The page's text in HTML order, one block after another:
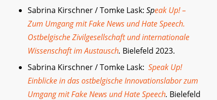
Sabrina Kirschner / Tomke Lask: Speak Up! –
Zum Umgang mit Fake News und Hate Speech.
Ostbelgische Zivilgesellschaft und internationale
Wissenschaft im Austausch. Bielefeld 2023.
Sabrina Kirschner / Tomke Lask: Speak Up!
Einblicke in das ostbelgische Innovationslabor zum
Umgang mit Fake News und Hate Speech. Bielefeld